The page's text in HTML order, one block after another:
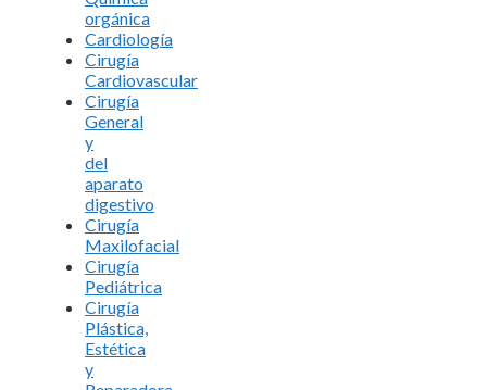
orgánica
Cardiología
Cirugía
Cardiovascular
Cirugía
General
y
del
aparato
digestivo
Cirugía
Maxilofacial
Cirugía
Pediátrica
Cirugía
Plástica,
Estética
y